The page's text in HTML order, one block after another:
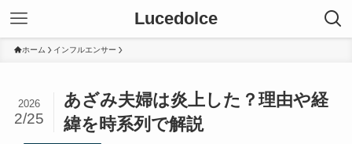
Lucedolce
ホーム インフルエンサー
あざみ夫婦は炎上した？理由や経
緯を時系列で解説
2026
2/25